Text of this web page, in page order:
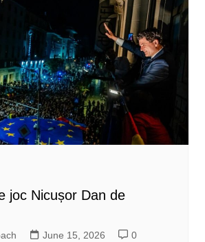
joc Nicușor Dan de
June 15, 2026 0